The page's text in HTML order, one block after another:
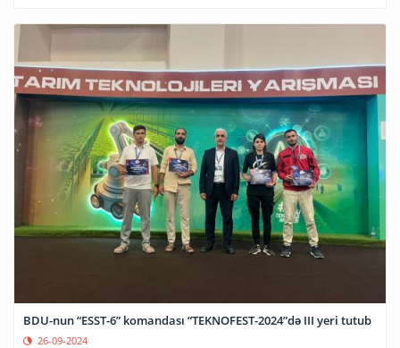
BDU-nun “ESST-6” komandası “TEKNOFEST-2024”də III yeri tutub
26-09-2024